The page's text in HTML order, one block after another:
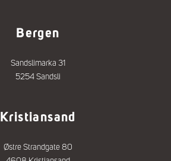
Bergen
Sandslimarka 31
5254 Sandsli
Kristiansand
Østre Strandgate 80